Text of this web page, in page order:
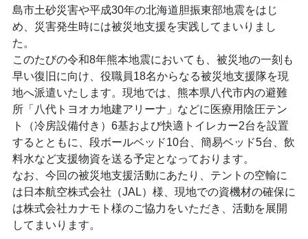
島市土砂災害や平成30年の北海道胆振東部地震をはじ
め、災害発生時には被災地支援を実践してまいりまし
た。
このたびの令和8年熊本地震においても、被災地の一刻も
早い復旧に向け、役職員18名からなる被災地支援隊を現
地へ派遣いたします。現地では、熊本県八代市内の避難
所「八代トヨオカ地建アリーナ」などに医療用陰圧テン
ト（冷房設備付き）6基および快適トイレカー2台を設置
するとともに、段ボールベッド10台、簡易ベッド5台、飲
料水など支援物資を送る予定となっております。
なお、今回の被災地支援活動にあたり、テントの空輸に
は日本航空株式会社（JAL）様、現地での資機材の確保に
は株式会社カナモト様のご協力をいただき、活動を展開
してまいります。